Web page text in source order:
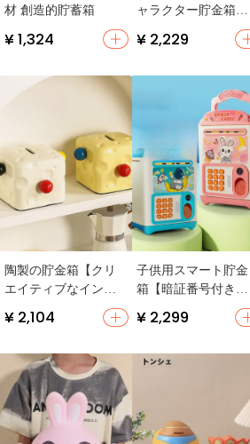
材 創造的貯蓄箱
¥ 1,324
ャラクター貯金箱
用・ギフト】
¥ 2,229
陶製の貯金箱【クリ
エイティブなインテ
可・贈り物にも最
¥ 2,104
子供用スマート貯金
箱【暗証番号付き・
出入り不可・誕生日
プレゼント】
¥ 2,299